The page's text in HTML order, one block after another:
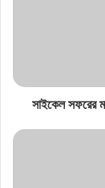
সাইকেল সফরের